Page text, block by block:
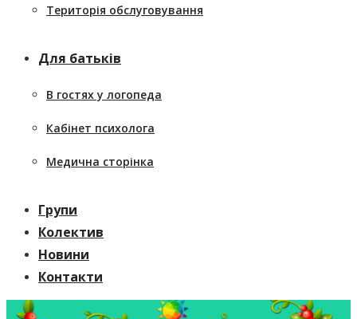
Територія обслуговування
Для батьків
В гостях у логопеда
Кабінет психолога
Медична сторінка
Групи
Колектив
Новини
Контакти